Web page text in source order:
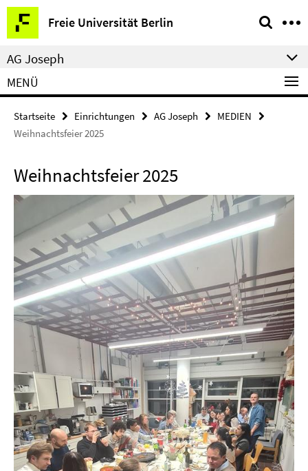
Springe
direkt
zu
Inhalt
Freie Universität Berlin
Service-
Navigation
AG Joseph
MENÜ
Startseite Einrichtungen AG Joseph
MEDIEN
Weihnachtsfeier 2025
Weihnachtsfeier 2025